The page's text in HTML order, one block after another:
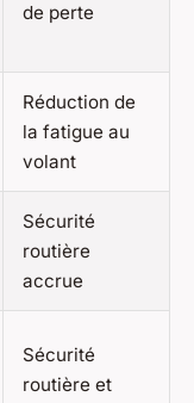
de perte
Réduction de
la fatigue au
volant
Sécurité
routière
accrue
Sécurité
routière et